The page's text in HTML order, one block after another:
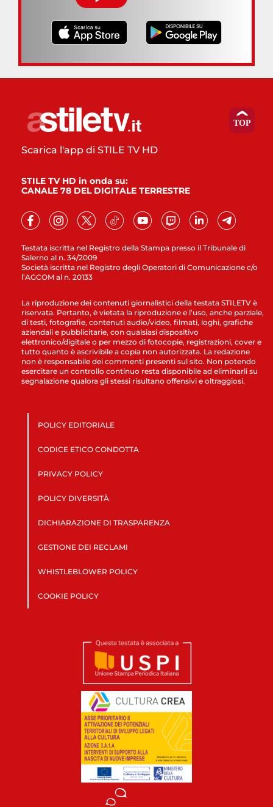
Testata iscritta nel Registro della Stampa presso il Tribunale di
Salerno al n. 34/2009
Società iscritta nel Registro degli Operatori di Comunicazione c/o
l’AGCOM al n. 20133
Scarica l'app di STILE TV HD
STILE TV HD in onda su:
CANALE 78 DEL DIGITALE TERRESTRE
La riproduzione dei contenuti giornalistici della testata STILETV è
riservata. Pertanto, è vietata la riproduzione e l’uso, anche parziale,
di testi, fotografie, contenuti audio/video, filmati, loghi, grafiche
aziendali e pubblicitarie, con qualsiasi dispositivo
elettronico/digitale o per mezzo di fotocopie, registrazioni, cover e
tutto quanto è ascrivibile a copia non autorizzata. La redazione
non è responsabile dei commenti presenti sul sito. Non potendo
esercitare un controllo continuo resta disponibile ad eliminarli su
segnalazione qualora gli stessi risultano offensivi e oltraggiosi.
POLICY EDITORIALE
CODICE ETICO CONDOTTA
PRIVACY POLICY
POLICY DIVERSITÀ
DICHIARAZIONE DI TRASPARENZA
GESTIONE DEI RECLAMI
WHISTLEBLOWER POLICY
COOKIE POLICY